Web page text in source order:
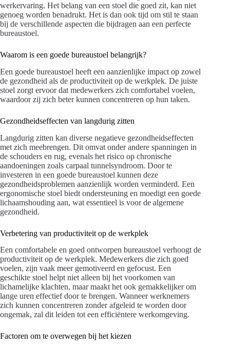
werkervaring. Het belang van een stoel die goed zit, kan niet
genoeg worden benadrukt. Het is dan ook tijd om stil te staan
bij de verschillende aspecten die bijdragen aan een perfecte
bureaustoel.
Waarom is een goede bureaustoel belangrijk?
Een goede bureaustoel heeft een aanzienlijke impact op zowel
de gezondheid als de productiviteit op de werkplek. De juiste
stoel zorgt ervoor dat medewerkers zich comfortabel voelen,
waardoor zij zich beter kunnen concentreren op hun taken.
Gezondheidseffecten van langdurig zitten
Langdurig zitten kan diverse negatieve gezondheidseffecten
met zich meebrengen. Dit omvat onder andere spanningen in
de schouders en rug, evenals het risico op chronische
aandoeningen zoals carpaal tunnelsyndroom. Door te
investeren in een goede bureaustoel kunnen deze
gezondheidsproblemen aanzienlijk worden verminderd. Een
ergonomische stoel biedt ondersteuning en moedigt een goede
lichaamshouding aan, wat essentieel is voor de algemene
gezondheid.
Verbetering van productiviteit op de werkplek
Een comfortabele en goed ontworpen bureaustoel verhoogt de
productiviteit op de werkplek. Medewerkers die zich goed
voelen, zijn vaak meer gemotiveerd en gefocust. Een
geschikte stoel helpt niet alleen bij het voorkomen van
lichamelijke klachten, maar maakt het ook gemakkelijker om
lange uren effectief door te brengen. Wanneer werknemers
zich kunnen concentreren zonder afgeleid te worden door
ongemak, zal dit leiden tot een efficiëntere werkomgeving.
Factoren om te overwegen bij het kiezen